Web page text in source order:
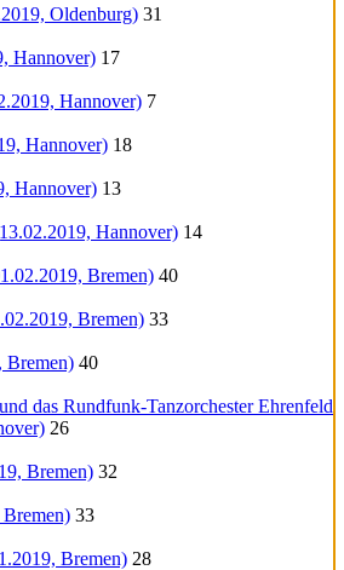
Oldenburg) 31
Hannover) 17
Hannover) 7
Hannover) 18
Hannover) 13
Hannover) 14
Bremen) 40
Bremen) 33
Bremen) 40
das Rundfunk-Tanzorchester Ehrenfeld
26
Bremen) 32
33
Bremen) 28